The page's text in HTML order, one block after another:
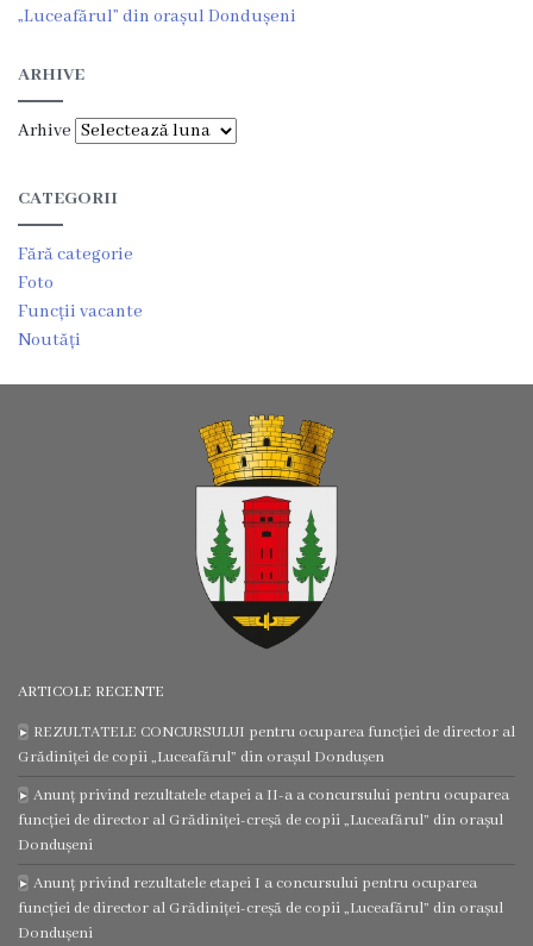
Deciziile
consiliului
Transparență
Bugetul
orașului
Strategia
de
dezvoltare
Regulamente
Acte
permisive
Eliberarea
„Luceafărul” din orașul Dondușeni
ARHIVE
Arhive
CATEGORII
Fără categorie
Foto
Funcții vacante
Noutăți
ARTICOLE RECENTE
REZULTATELE CONCURSULUI pentru ocuparea funcției de director al
Grădiniței de copii „Luceafărul” din orașul Dondușen
Anunț privind rezultatele etapei a II-a a concursului pentru ocuparea
funcției de director al Grădiniței-creșă de copii „Luceafărul” din orașul
Dondușeni
Anunț privind rezultatele etapei I a concursului pentru ocuparea
funcției de director al Grădiniței-creșă de copii „Luceafărul” din orașul
Dondușeni